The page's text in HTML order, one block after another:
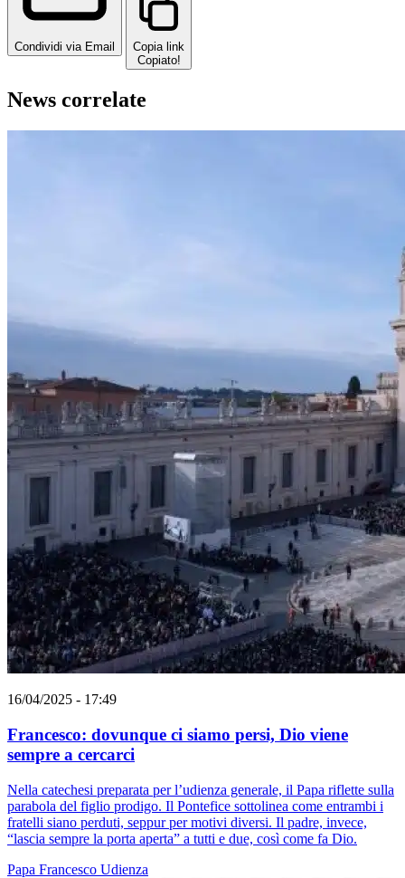
Condividi via Email
Copia link
Copiato!
News correlate
16/04/2025 - 17:49
Francesco: dovunque ci siamo persi, Dio viene
sempre a cercarci
Nella catechesi preparata per l’udienza generale, il Papa riflette sulla
parabola del figlio prodigo. Il Pontefice sottolinea come entrambi i
fratelli siano perduti, seppur per motivi diversi. Il padre, invece,
“lascia sempre la porta aperta” a tutti e due, così come fa Dio.
Papa Francesco Udienza